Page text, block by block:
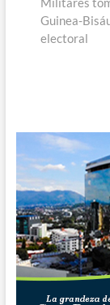
Guinea-
electoral